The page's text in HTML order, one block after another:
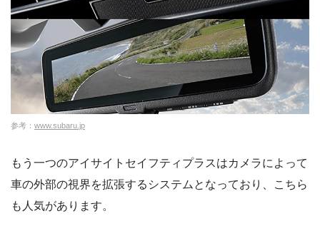
参考： www.subaru.jp
もう一つのアイサイトセイフティプラスはカメラによって
車の外部の視界を拡張するシステムとなっており、こちら
も人気があります。